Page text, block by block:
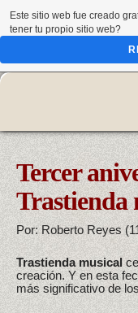
Tercer
Trastienda
Por: Roberto Reyes
Trastienda musical
creación. Y en esta
más significativo de
Este sitio web fue creado
tener tu propio sitio web?